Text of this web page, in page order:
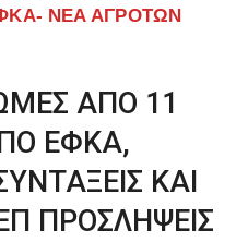
ΝΕΑ ΑΓΡΟΤΩΝ
ΑΠΟ 11
ΕΦΚΑ,
ΚΑΙ
ΠΡΟΣΛΗΨΕΙΣ